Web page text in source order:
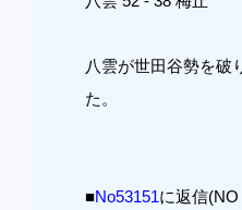
八雲が世田谷勢を破
た。
■No53151に返信